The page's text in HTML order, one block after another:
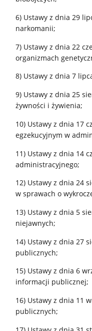
6) Ustawy z dnia 29
narkomanii;
7) Ustawy z dnia 22
organizmach
8) Ustawy z dnia 7
9) Ustawy z dnia 25
żywności i żywienia;
10) Ustawy z dnia 17
egzekucyjnym w
11) Ustawy z dnia 14
administracyjnego;
12) Ustawy z dnia 24
w sprawach o
13) Ustawy z dnia 5
niejawnych;
14) Ustawy z dnia 27
publicznych;
15) Ustawy z dnia 6
informacji publicznej;
16) Ustawy z dnia 11
publicznych;